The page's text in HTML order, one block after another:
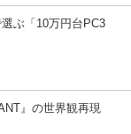
ぶ「10万円台PC3
』の世界観再現